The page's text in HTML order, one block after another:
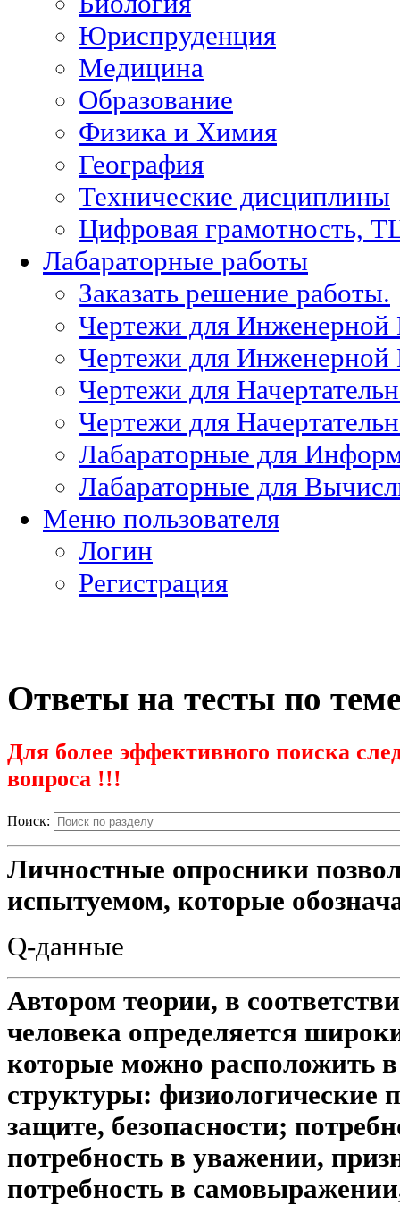
Юриспруденция
Медицина
Образование
Физика и Химия
География
Технические дисциплины
Цифровая грамотность,
Лабараторные работы
Заказать решение работы.
Чертежи для
Чертежи для
Чертежи для
Чертежи для
Лабараторные для
Лабараторные для
Меню пользователя
Логин
Регистрация
Ответы на тесты по
Для более эффективного поиска
вопроса !!!
Поиск:
Личностные опросники
испытуемом, которые
Q-данные
Автором теории, в
человека определяется
которые можно расположить
структуры: физиологические
защите, безопасности;
потребность в уважении,
потребность в